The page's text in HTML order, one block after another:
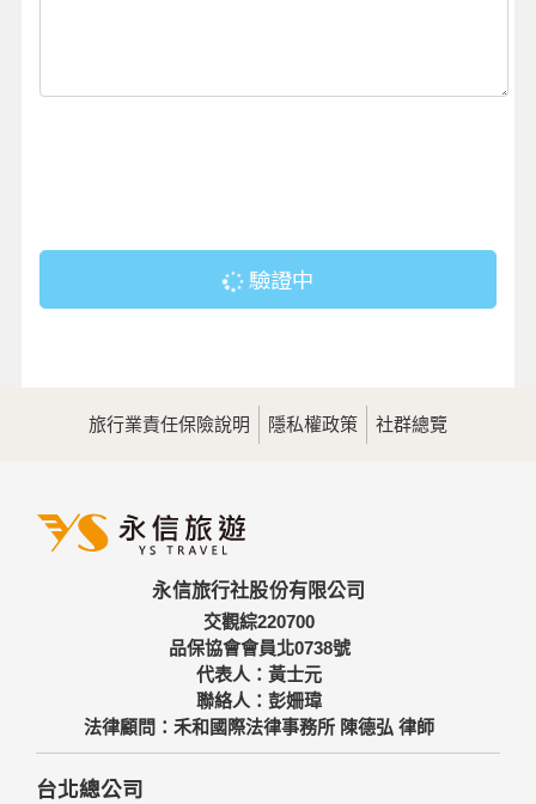
驗證中
旅行業責任保險說明 隱私權政策 社群總覽
永信旅行社股份有限公司
交觀綜220700
品保協會會員北0738號
代表人：黃士元
聯絡人：彭姍瑋
法律顧問：禾和國際法律事務所 陳德弘 律師
台北總公司